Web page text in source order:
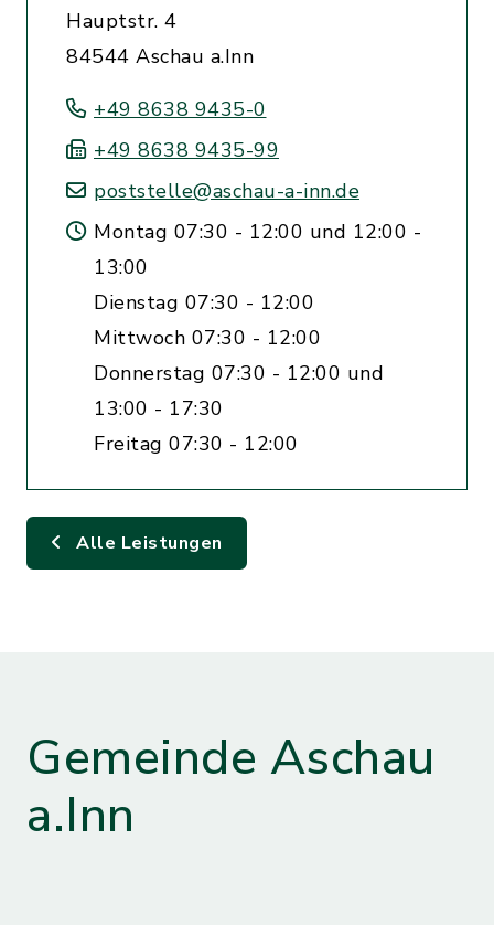
Hauptstr. 4
84544 Aschau a.Inn
+49 8638 9435-0
+49 8638 9435-99
poststelle@aschau-a-inn.de
Montag 07:30 - 12:00 und 12:00 -
13:00
Dienstag 07:30 - 12:00
Mittwoch 07:30 - 12:00
Donnerstag 07:30 - 12:00 und
13:00 - 17:30
Freitag 07:30 - 12:00
Alle Leistungen
Gemeinde Aschau
a.Inn